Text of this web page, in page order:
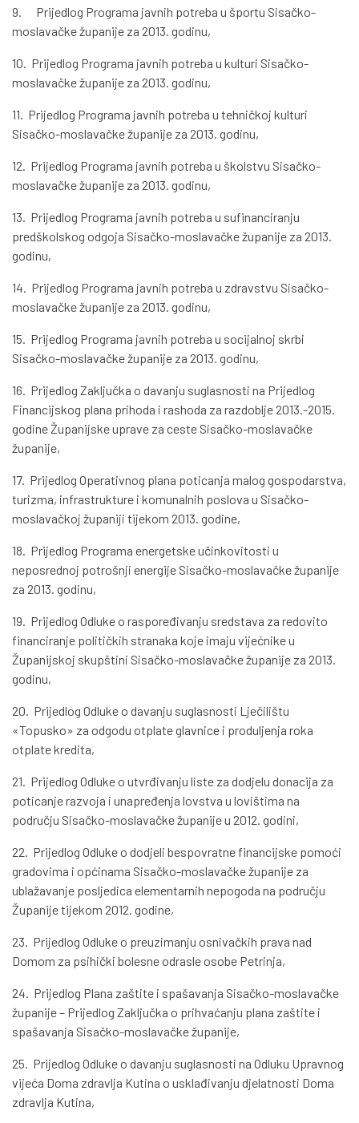
9. Prijedlog Programa javnih potreba u športu Sisačko-
moslavačke županije za 2013. godinu,
10. Prijedlog Programa javnih potreba u kulturi Sisačko-
moslavačke županije za 2013. godinu,
11. Prijedlog Programa javnih potreba u tehničkoj kulturi
Sisačko-moslavačke županije za 2013. godinu,
12. Prijedlog Programa javnih potreba u školstvu Sisačko-
moslavačke županije za 2013. godinu,
13. Prijedlog Programa javnih potreba u sufinanciranju
predškolskog odgoja Sisačko-moslavačke županije za 2013.
godinu,
14. Prijedlog Programa javnih potreba u zdravstvu Sisačko-
moslavačke županije za 2013. godinu,
15. Prijedlog Programa javnih potreba u socijalnoj skrbi
Sisačko-moslavačke županije za 2013. godinu,
16. Prijedlog Zaključka o davanju suglasnosti na Prijedlog
Financijskog plana prihoda i rashoda za razdoblje 2013.-2015.
godine Županijske uprave za ceste Sisačko-moslavačke
županije,
17. Prijedlog Operativnog plana poticanja malog gospodarstva,
turizma, infrastrukture i komunalnih poslova u Sisačko-
moslavačkoj županiji tijekom 2013. godine,
18. Prijedlog Programa energetske učinkovitosti u
neposrednoj potrošnji energije Sisačko-moslavačke županije
za 2013. godinu,
19. Prijedlog Odluke o raspoređivanju sredstava za redovito
financiranje političkih stranaka koje imaju vijećnike u
Županijskoj skupštini Sisačko-moslavačke županije za 2013.
godinu,
20. Prijedlog Odluke o davanju suglasnosti Lječilištu
«Topusko» za odgodu otplate glavnice i produljenja roka
otplate kredita,
21. Prijedlog Odluke o utvrđivanju liste za dodjelu donacija za
poticanje razvoja i unapređenja lovstva u lovištima na
području Sisačko-moslavačke županije u 2012. godini,
22. Prijedlog Odluke o dodjeli bespovratne financijske pomoći
gradovima i općinama Sisačko-moslavačke županije za
ublažavanje posljedica elementarnih nepogoda na području
Županije tijekom 2012. godine,
23. Prijedlog Odluke o preuzimanju osnivačkih prava nad
Domom za psihički bolesne odrasle osobe Petrinja,
24. Prijedlog Plana zaštite i spašavanja Sisačko-moslavačke
županije – Prijedlog Zaključka o prihvaćanju plana zaštite i
spašavanja Sisačko-moslavačke županije,
25. Prijedlog Odluke o davanju suglasnosti na Odluku Upravnog
vijeća Doma zdravlja Kutina o usklađivanju djelatnosti Doma
zdravlja Kutina,